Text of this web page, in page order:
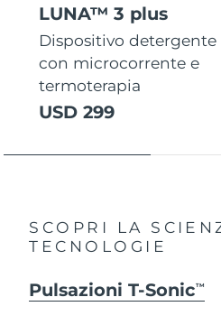
LUNA™ 3 plus
Dispositivo detergente
con microcorrente e
termoterapia
USD 299
SCOPRI LA
TECNOLOGIE
Pulsazioni T-SonicTM